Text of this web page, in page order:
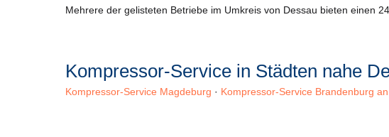
Mehrere der gelisteten Betriebe im Umkreis von Dessau bieten einen
Kompressor-Service in Städten nahe
Kompressor-Service Magdeburg · Kompressor-Service Brandenburg